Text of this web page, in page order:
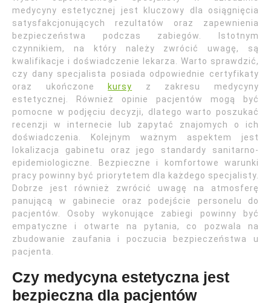
medycyny estetycznej jest kluczowy dla osiągnięcia
satysfakcjonujących rezultatów oraz zapewnienia
bezpieczeństwa podczas zabiegów. Istotnym
czynnikiem, na który należy zwrócić uwagę, są
kwalifikacje i doświadczenie lekarza. Warto sprawdzić,
czy dany specjalista posiada odpowiednie certyfikaty
oraz ukończone
kursy z zakresu medycyny
estetycznej. Również opinie pacjentów mogą być
pomocne w podjęciu decyzji, dlatego warto poszukać
recenzji w internecie lub zapytać znajomych o ich
doświadczenia. Kolejnym ważnym aspektem jest
lokalizacja gabinetu oraz jego standardy sanitarno-
epidemiologiczne. Bezpieczne i komfortowe warunki
pracy powinny być priorytetem dla każdego specjalisty.
Dobrze jest również zwrócić uwagę na atmosferę
panującą w gabinecie oraz podejście personelu do
pacjentów. Osoby wykonujące zabiegi powinny być
empatyczne i otwarte na pytania, co pozwala na
zbudowanie zaufania i poczucia bezpieczeństwa u
pacjenta.
Czy medycyna estetyczna jest
bezpieczna dla pacjentów